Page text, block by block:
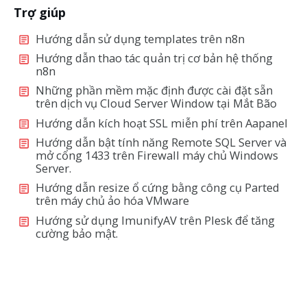
Trợ giúp
Hướng dẫn sử dụng templates trên n8n
Hướng dẫn thao tác quản trị cơ bản hệ thống
n8n
Những phần mềm mặc định được cài đặt sẵn
trên dịch vụ Cloud Server Window tại Mắt Bão
Hướng dẫn kích hoạt SSL miễn phí trên Aapanel
Hướng dẫn bật tính năng Remote SQL Server và
mở cổng 1433 trên Firewall máy chủ Windows
Server.
Hướng dẫn resize ổ cứng bằng công cụ Parted
trên máy chủ ảo hóa VMware
Hướng sử dụng ImunifyAV trên Plesk để tăng
cường bảo mật.